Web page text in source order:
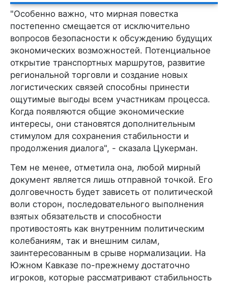
"Особенно важно, что мирная повестка
постепенно смещается от исключительно
вопросов безопасности к обсуждению будущих
экономических возможностей. Потенциальное
открытие транспортных маршрутов, развитие
региональной торговли и создание новых
логистических связей способны принести
ощутимые выгоды всем участникам процесса.
Когда появляются общие экономические
интересы, они становятся дополнительным
стимулом для сохранения стабильности и
продолжения диалога", - сказала Цукерман.
Тем не менее, отметила она, любой мирный
документ является лишь отправной точкой. Его
долговечность будет зависеть от политической
воли сторон, последовательного выполнения
взятых обязательств и способности
противостоять как внутренним политическим
колебаниям, так и внешним силам,
заинтересованным в срыве нормализации. На
Южном Кавказе по-прежнему достаточно
игроков, которые рассматривают стабильность